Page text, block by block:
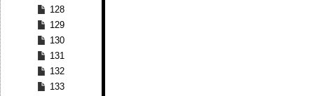
128
129
130
131
132
133